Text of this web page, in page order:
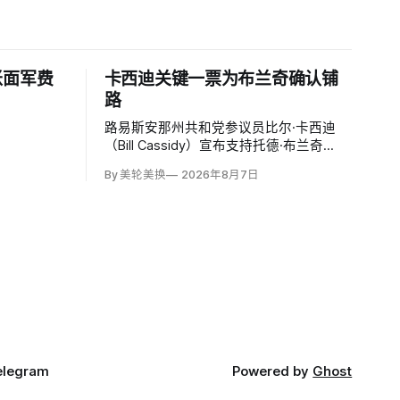
军费
卡西迪关键一票为布兰奇确认铺
路
路易斯安那州共和党参议员比尔·卡西迪
（Bill Cassidy）宣布支持托德·布兰奇
特朗普前私人辩护律师基本跨过参议院确
By 美轮美换 2026年8月7日
Powered by Ghost